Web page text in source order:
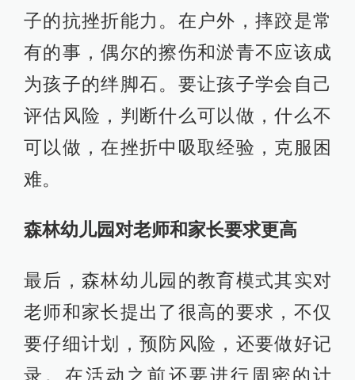
最后，森林幼儿园的教育模式其实对
老师和家长提出了很高的要求，不仅
要仔细计划，预防风险，还要做好记
录。在活动之前还要进行周密的计
划，进行危险评估。就拿爬树来说，
高于老师身高的高度是绝对不允许孩
么在选定场地的时候，就要事先确定
孩子的安全活动范围。在户外活动，
天气是一个十分重要的因素，老师需
要提前做好准备，规划好时间。做记
录也很必要，因为孩子不一定会语言